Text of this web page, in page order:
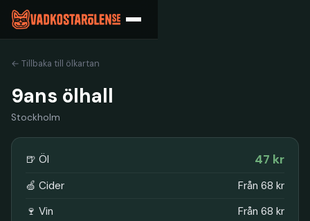
← Tillbaka till ölkartan
9ans ölhall
Stockholm
🍺 Öl 47 kr
🍏 Cider
Från 68 kr
🍷 Vin
Från 68 kr